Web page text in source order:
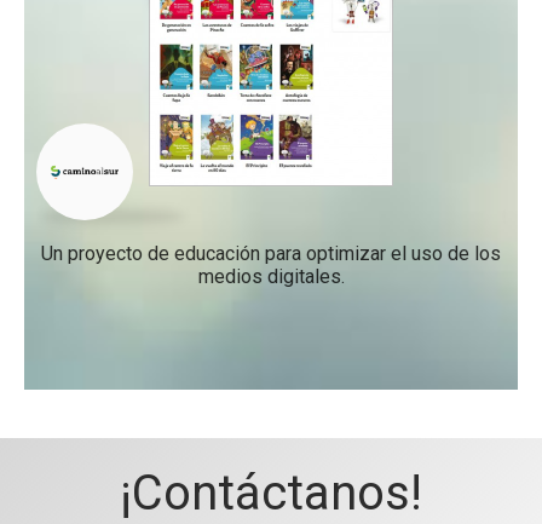
VER + INFO
Un proyecto de educación para optimizar el uso de los
medios digitales.
¡Contáctanos!